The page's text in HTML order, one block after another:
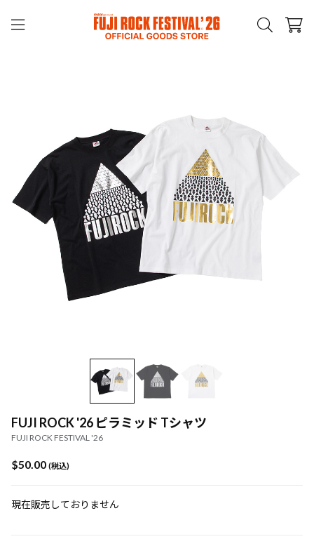
FUJI ROCK '26 ピラミッド Tシャツ
FUJI ROCK FESTIVAL '26
$‌50.00 (税込)
現在販売しておりません